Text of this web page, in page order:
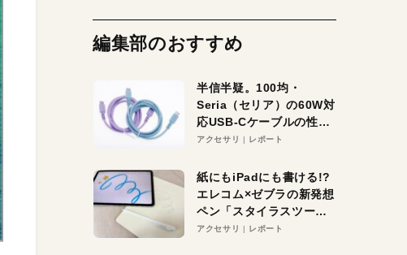
編集部のおすすめ
半信半疑。100均・
Seria（セリア）の60W対
応USB-Cケーブルの性能
を検証。超コスパの1本を
アクセサリ レポート
紙にもiPadにも書ける!?
エレコム×ゼブラの新発想
ペン「スタイラスツーウ
ェイ」レビュー。持ち替
アクセサリ レポート